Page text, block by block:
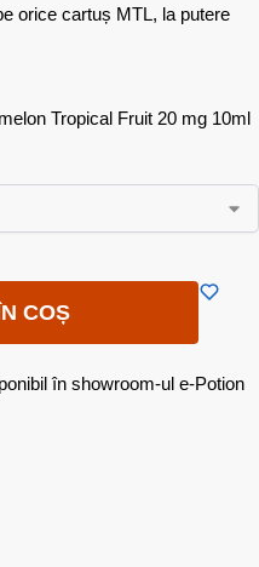
orice cartuș MTL, la putere
Tropical Fruit 20 mg 10ml
COȘ
în showroom-ul e-Potion